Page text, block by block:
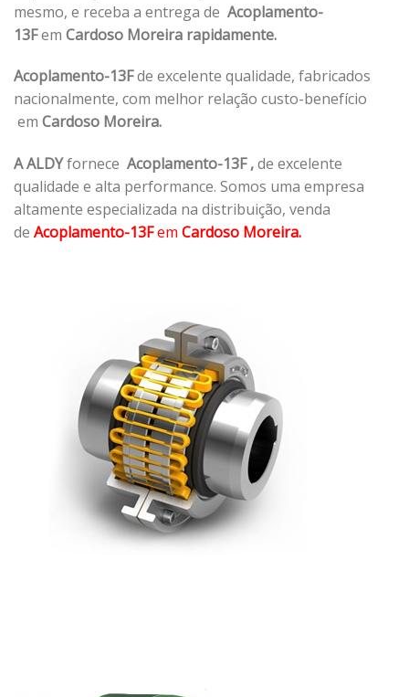
mesmo, e receba a entrega de Acoplamento-
13Fem Cardoso Moreira rapidamente.
Acoplamento-13Fde excelente qualidade, fabricados
nacionalmente, com melhor relação custo-benefício
em Cardoso Moreira.
A ALDYfornece Acoplamento-13F ,de excelente
qualidade e alta performance. Somos uma empresa
altamente especializada na distribuição, venda
de Acoplamento-13Fem Cardoso Moreira.